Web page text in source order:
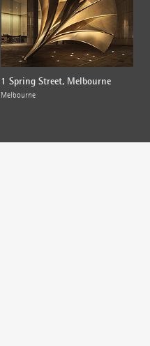
1 Spring Street, Melbourne
Melbourne